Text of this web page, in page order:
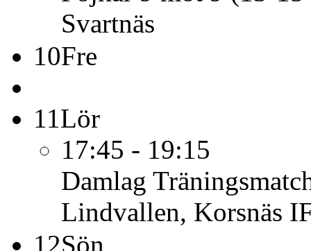
Svartnäs
10Fre
11Lör
17:45 - 19:15
Damlag
Lindvallen, Korsnäs
12Sön